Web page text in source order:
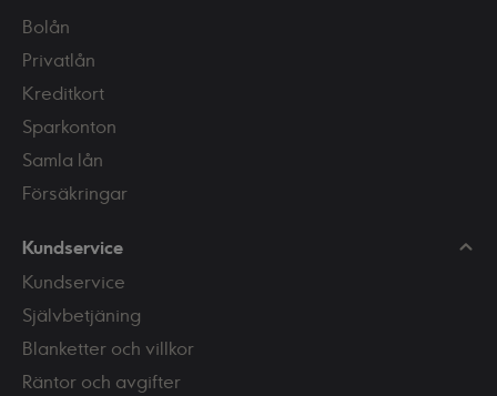
Bolån
Privatlån
Kreditkort
Sparkonton
Samla lån
Försäkringar
Kundservice
Kundservice
Självbetjäning
Blanketter och villkor
Räntor och avgifter